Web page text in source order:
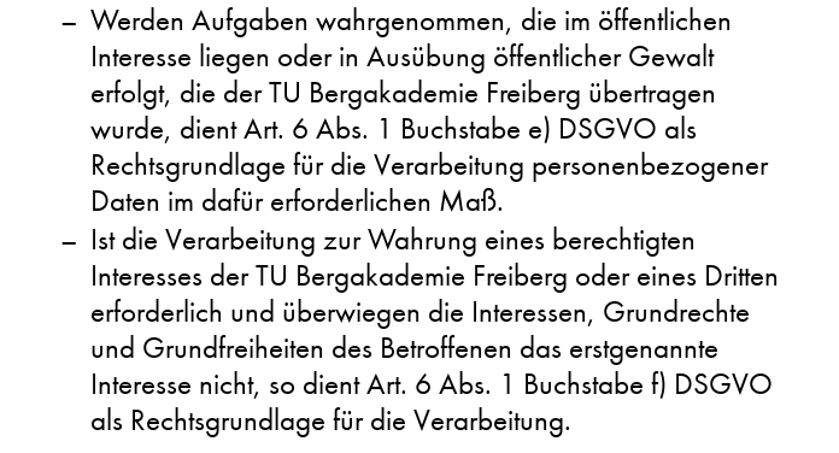
Werden Aufgaben wahrgenommen, die im öffentlichen
Interesse liegen oder in Ausübung öffentlicher Gewalt
erfolgt, die der TU Bergakademie Freiberg übertragen
wurde, dient Art. 6 Abs. 1 Buchstabe e) DSGVO als
Rechtsgrundlage für die Verarbeitung personenbezogener
Daten im dafür erforderlichen Maß.
Ist die Verarbeitung zur Wahrung eines berechtigten
Interesses der TU Bergakademie Freiberg oder eines Dritten
erforderlich und überwiegen die Interessen, Grundrechte
und Grundfreiheiten des Betroffenen das erstgenannte
Interesse nicht, so dient Art. 6 Abs. 1 Buchstabe f) DSGVO
als Rechtsgrundlage für die Verarbeitung.